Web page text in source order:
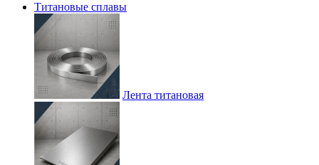
Титановые сплавы
Лента титановая